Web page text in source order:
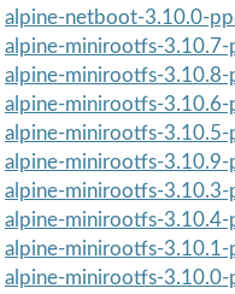
alpine-netboot-3.10.0-
alpine-minirootfs-3.10.7-
alpine-minirootfs-3.10.8-
alpine-minirootfs-3.10.6-
alpine-minirootfs-3.10.5-
alpine-minirootfs-3.10.9-
alpine-minirootfs-3.10.3-
alpine-minirootfs-3.10.4-
alpine-minirootfs-3.10.1-
alpine-minirootfs-3.10.0-